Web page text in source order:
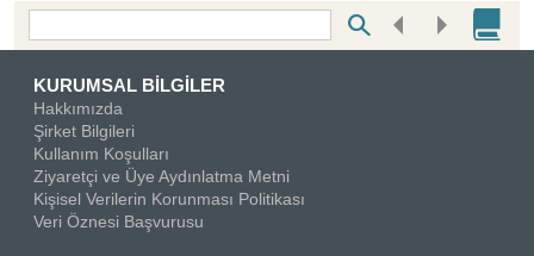
Bottom Search Toolbar Highlight Text
KURUMSAL BİLGİLER
Hakkımızda
Şirket Bilgileri
Kullanım Koşulları
Ziyaretçi ve Üye Aydınlatma Metni
Kişisel Verilerin Korunması Politikası
Veri Öznesi Başvurusu